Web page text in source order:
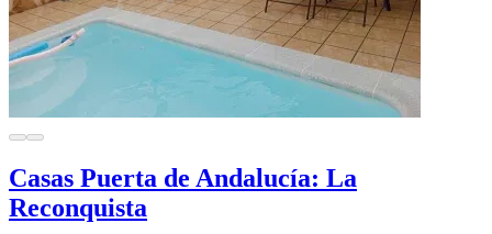
Casas Puerta de Andalucía: La
Reconquista